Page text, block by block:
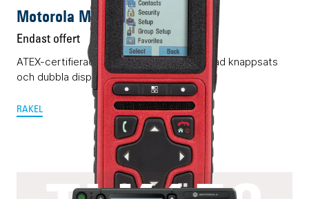
Motorola MTP8500Ex RAKEL
Endast offert
ATEX-certifierad Rakelmobil med begränsad knappsats
och dubbla displayer.
RAKEL